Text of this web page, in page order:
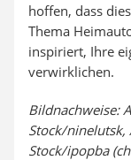
hoffen, dass
Thema
inspiriert, Ihre
verwirklichen.
Bildnachweise:
Stock/ninelutsk,
Stock/ipopba